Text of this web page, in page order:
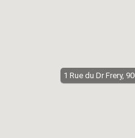
1 Rue du Dr Frery,